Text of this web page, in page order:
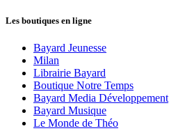
Les boutiques en ligne
Bayard Jeunesse
Milan
Librairie Bayard
Boutique Notre Temps
Bayard Media Développement
Bayard Musique
Le Monde de Théo